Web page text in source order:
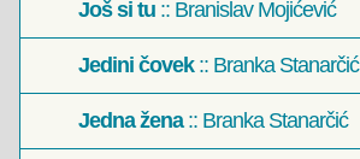
Još si tu :: Branislav Mojićević
Jedini čovek:: Branka Stanarčić
Jedna žena:: Branka Stanarčić